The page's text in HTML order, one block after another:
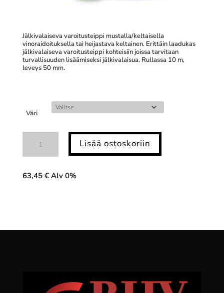
Jälkivalaiseva varoitusteippi mustalla/keltaisella
vinoraidoituksella tai heijastava keltainen. Erittäin laadukas
jälkivalaiseva varoitusteippi kohteisiin joissa tarvitaan
turvallisuuden lisäämiseksi jälkivalaisua. Rullassa 10 m,
leveys 50 mm.
Väri
varoitusteippi
Lisää ostoskoriin
63,45 € Alv 0%